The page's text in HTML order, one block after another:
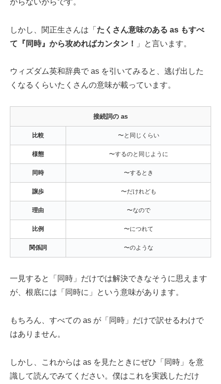
しかし、関正生さんは「 たくさん意味のある as もすべ
て『同時』から攻めればカンタン！
」と言います。
ウィズダム英和辞典で as を引いてみると、逃げ出した
くなるくらいたくさんの意味が載っています。
接続詞の as
比較 〜と同じくらい
様態 〜するのと同じように
同時 〜するとき
譲歩 〜だけれども
理由 〜なので
比例 〜につれて
関係詞 〜のような
一見すると「同時」だけでは解決できなそうに思えます
が、根底には「同時に」という意味があります。
もちろん、すべての as が「同時」だけで訳せるわけで
はありません。
しかし、これからは as を見たときにぜひ「同時」を意
識して読んでみてください。僕はこれを実践しただけ